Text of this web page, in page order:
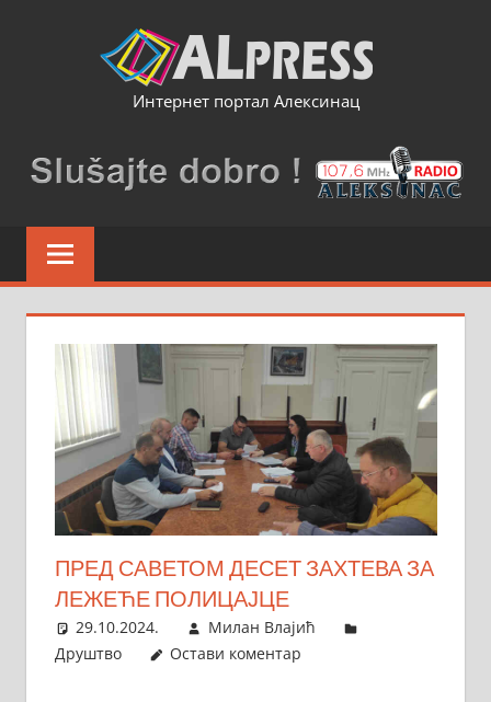
Интернет портал Алексинац
ПРЕД САВЕТОМ ДЕСЕТ ЗАХТЕВА ЗА
ЛЕЖЕЋЕ ПОЛИЦАЈЦЕ
29.10.2024.
Милан Влајић
Друштво
Остави коментар